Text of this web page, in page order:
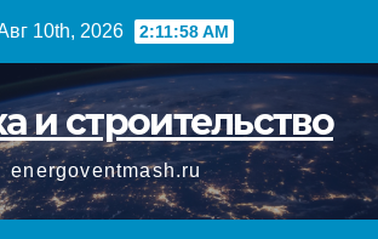
10th, 2026 2:11:59 AM
и строительство
energoventmash.ru